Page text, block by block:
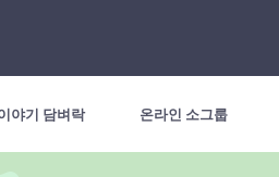
야기 담벼락 온라인 소그룹